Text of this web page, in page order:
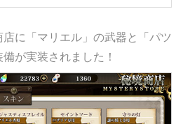
に「マリエル」の武器と「パツ
が実装されました！